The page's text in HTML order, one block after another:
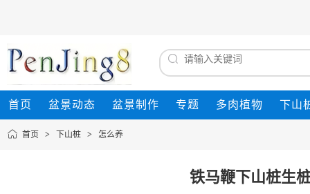
首页 盆景动态 盆景制作 专题 多肉植物 下山
首页 > 下山桩 > 怎么养
铁马鞭下山桩生